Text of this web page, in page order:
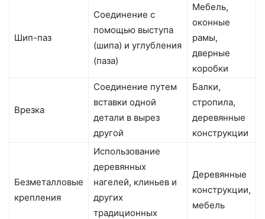
Шип-паз
Соединение с
помощью выступа
(шипа) и углубления
(паза)
Мебель,
оконные
рамы,
дверные
коробки
Врезка
Соединение путем
вставки одной
детали в вырез
другой
Балки,
стропила,
деревянные
конструкции
Безметалловые
крепления
Использование
деревянных
нагелей, клиньев и
других
традиционных
Деревянные
конструкции,
мебель